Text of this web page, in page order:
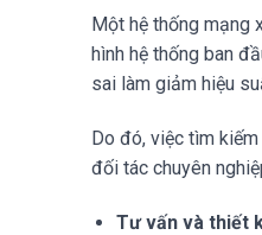
Một hệ thống mạng
hình hệ thống ban
sai làm giảm hiệu
Do đó, việc tìm
đối tác chuyên
Tư vấn và thiết